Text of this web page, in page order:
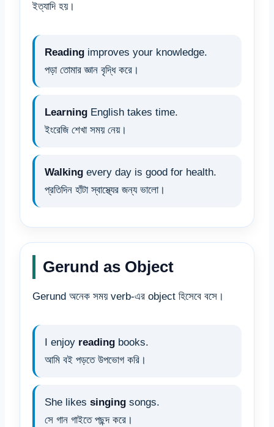
ইত্যাদি হয়।
Reading improves your knowledge.
পড়া তোমার জ্ঞান বৃদ্ধি করে।
Learning English takes time.
ইংরেজি শেখা সময় নেয়।
Walking every day is good for health.
প্রতিদিন হাঁটা স্বাস্থ্যের জন্য ভালো।
Gerund as Object
Gerund অনেক সময় verb-এর object হিসেবে বসে।
I enjoy reading books.
আমি বই পড়তে উপভোগ করি।
She likes singing songs.
সে গান গাইতে পছন্দ করে।